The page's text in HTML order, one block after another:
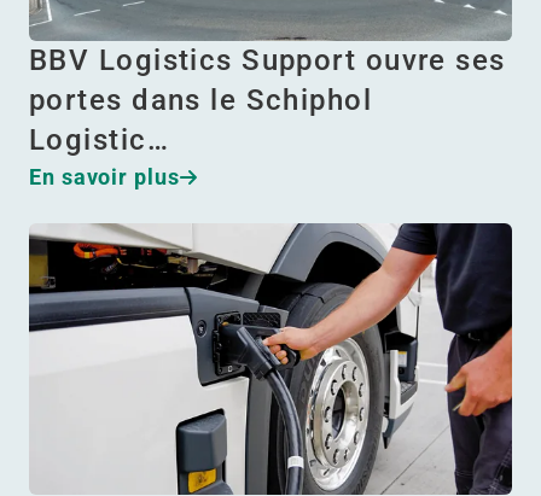
BBV Logistics Support ouvre ses
portes dans le Schiphol
Logistic…
En savoir plus